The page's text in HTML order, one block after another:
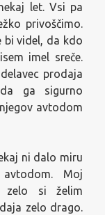
let. Vsi pa
privoščimo.
bi videl, da kdo
imel sreče.
prodaja
ga sigurno
avtodom
ni dalo miru
Moj
zelo si želim
zelo drago.